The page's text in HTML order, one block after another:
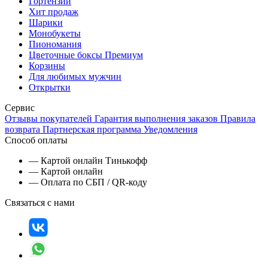
Хит продаж
Шарики
Монобукеты
Пиономания
Цветочные боксы Премиум
Корзины
Для любимых мужчин
Открытки
Сервис
Отзывы покупателей Гарантия выполнения заказов Правила
возврата Партнерская программа Уведомления
Способ оплаты
— Картой онлайн Тинькофф
— Картой онлайн
— Оплата по СБП / QR-коду
Связаться с нами